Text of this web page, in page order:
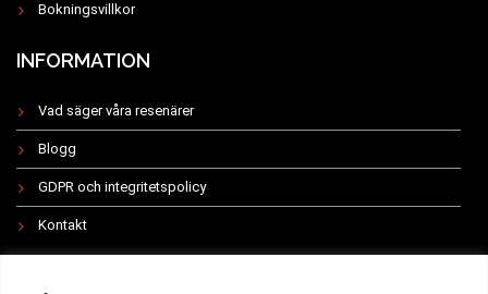
Bokningsvillkor
INFORMATION
Vad säger våra resenärer
Blogg
GDPR och integritetspolicy
Kontakt